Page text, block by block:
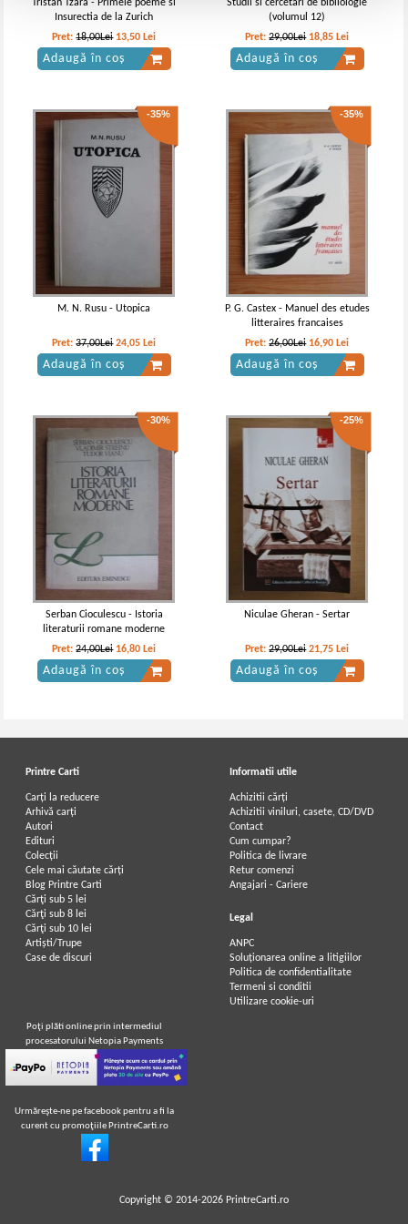
Tristan Tzara - Primele poeme si
Insurectia de la Zurich
Pret:18,00Lei 13,50 Lei
Adaugă în coș
Studii si cercetari de bibliologie
(volumul 12)
Pret:29,00Lei 18,85 Lei
Adaugă în coș
-35%
M. N. Rusu - Utopica
Pret:37,00Lei 24,05 Lei
Adaugă în coș
-35%
P. G. Castex - Manuel des etudes
litteraires francaises
Pret:26,00Lei 16,90 Lei
Adaugă în coș
-30%
Serban Cioculescu - Istoria
literaturii romane moderne
Pret:24,00Lei 16,80 Lei
Adaugă în coș
-25%
Niculae Gheran - Sertar
Pret:29,00Lei 21,75 Lei
Adaugă în coș
Printre Carti
Carți la reducere
Arhivă carți
Autori
Edituri
Colecții
Cele mai căutate cărți
Blog Printre Carti
Cărţi sub 5 lei
Cărţi sub 8 lei
Cărţi sub 10 lei
Artiști/Trupe
Case de discuri
Informatii utile
Achizitii cărți
Achizitii viniluri, casete, CD/DVD
Contact
Cum cumpar?
Politica de livrare
Retur comenzi
Angajari - Cariere
Legal
ANPC
Soluționarea online a litigiilor
Politica de confidentialitate
Termeni si conditii
Utilizare cookie-uri
Poţi plăti online prin intermediul
procesatorului Netopia Payments
Urmăreşte-ne pe facebook pentru a fi la
curent cu promoţiile PrintreCarti.ro
Copyright © 2014-2026 PrintreCarti.ro